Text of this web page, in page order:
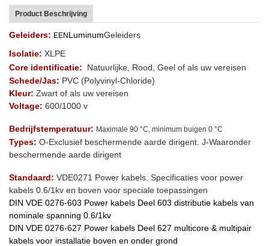
Product Beschrijving
Geleiders: EEN LuminumGeleiders
Isolatie: XLPE
Core identificatie:
Natuurlijke, Rood, Geel of als uw vereisen
Schede/Jas: PVC (Polyvinyl-Chloride)
Kleur: Zwart of als uw vereisen
Voltage: 600/1000 v
Bedrijfstemperatuur: Maximale 90 °C, minimum buigen 0 °C
Types: O-Exclusief beschermende aarde dirigent. J-Waaronder
beschermende aarde dirigent
Standaard: VDE0271 Power kabels. Specificaties voor power
kabels 0.6/1kv en boven voor speciale toepassingen
DIN VDE 0276-603 Power kabels Deel 603 distributie kabels van
nominale spanning 0.6/1kv
DIN VDE 0276-627 Power kabels Deel 627 multicore & multipair
kabels voor installatie boven en onder grond